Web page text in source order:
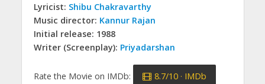
Lyricist: Shibu Chakravarthy
Music director: Kannur Rajan
Initial release: 1988
Writer (Screenplay): Priyadarshan
Rate the Movie on IMDb: 8.7/10 · IMDb